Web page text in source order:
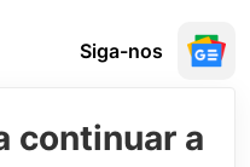
Siga-nos
continuar a